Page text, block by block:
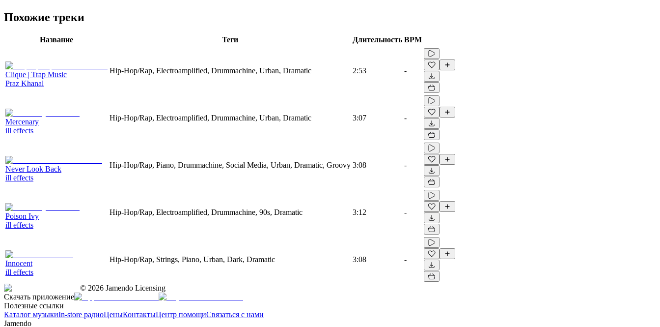
Похожие треки
Название Теги Длительность BPM
Clique | Trap Music
Praz Khanal
Hip-Hop/Rap, Electroamplified, Drummachine, Urban, Dramatic 2:53 -
Mercenary
ill effects
Hip-Hop/Rap, Electroamplified, Drummachine, Urban, Dramatic 3:07 -
Never Look Back
ill effects
Hip-Hop/Rap, Piano, Drummachine, Social Media, Urban, Dramatic, Groovy 3:08 -
Poison Ivy
ill effects
Hip-Hop/Rap, Electroamplified, Drummachine, 90s, Dramatic 3:12 -
Innocent
ill effects
Hip-Hop/Rap, Strings, Piano, Urban, Dark, Dramatic 3:08 -
© 2026 Jamendo Licensing
Скачать приложение
Полезные ссылки
Каталог музыкиIn-store радиоЦеныКонтактыЦентр помощиСвязаться с нами
Jamendo